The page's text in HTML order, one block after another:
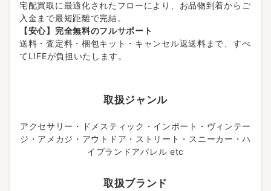
宅配買取に最適化されたフローにより、お品物到着からご
入金まで最短距離で完結。
【安心】完全無料のフルサポート
送料・査定料・梱包キット・キャンセル返送料まで、すべ
てLIFEが負担いたします。
取扱ジャンル
アクセサリー・ドメスティック・インポート・ヴィンテー
ジ・アメカジ・アウトドア・ストリート・スニーカー・ハ
イブランドアパレル etc
取扱ブランド